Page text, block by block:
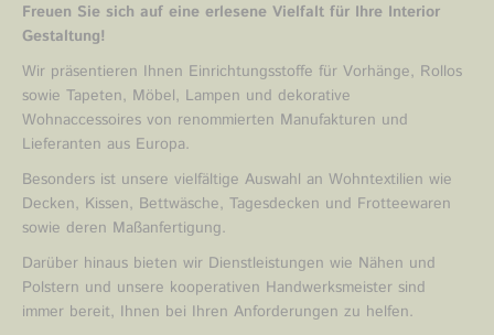
Freuen Sie sich auf eine erlesene Vielfalt für Ihre Interior
Gestaltung!
Wir präsentieren Ihnen Einrichtungsstoffe für Vorhänge, Rollos
sowie Tapeten, Möbel, Lampen und dekorative
Wohnaccessoires von renommierten Manufakturen und
Lieferanten aus Europa.
Besonders ist unsere vielfältige Auswahl an Wohntextilien wie
Decken, Kissen, Bettwäsche, Tagesdecken und Frotteewaren
sowie deren Maßanfertigung.
Darüber hinaus bieten wir Dienstleistungen wie Nähen und
Polstern und unsere kooperativen Handwerksmeister sind
immer bereit, Ihnen bei Ihren Anforderungen zu helfen.